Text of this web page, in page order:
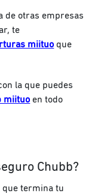
de otras empresas
te
miituo que
la que puedes
miituo en todo
Chubb?
que termina tu